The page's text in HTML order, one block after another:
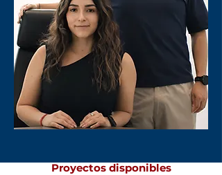
Proyectos disponibles